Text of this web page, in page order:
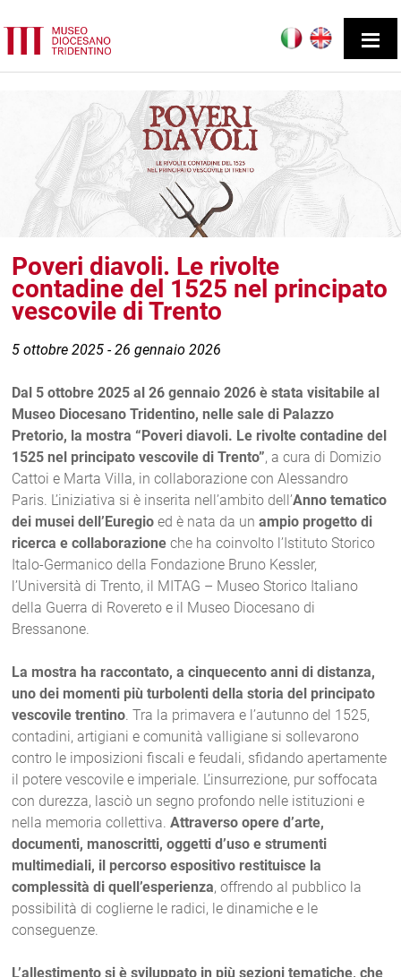
Poveri diavoli. Le rivolte
contadine del 1525 nel principato
vescovile di Trento
5 ottobre 2025 - 26 gennaio 2026
Dal 5 ottobre 2025 al 26 gennaio 2026 è stata visitabile al
Museo Diocesano Tridentino, nelle sale di Palazzo
Pretorio, la mostra “Poveri diavoli. Le rivolte contadine del
1525 nel principato vescovile di Trento”, a cura di Domizio
Cattoi e Marta Villa, in collaborazione con Alessandro
Paris. L’iniziativa si è inserita nell’ambito dell’Anno tematico
dei musei dell’Euregioed è nata da unampio progetto di
ricerca e collaborazione che ha coinvolto l’Istituto Storico
Italo-Germanico della Fondazione Bruno Kessler,
l’Università di Trento, il MITAG – Museo Storico Italiano
della Guerra di Rovereto e il Museo Diocesano di
Bressanone.
La mostra ha raccontato, a cinquecento anni di distanza,
uno dei momenti più turbolenti della storia del principato
vescovile trentino. Tra la primavera e l’autunno del 1525,
contadini, artigiani e comunità valligiane si sollevarono
contro le imposizioni fiscali e feudali, sfidando apertamente
il potere vescovile e imperiale. L’insurrezione, pur soffocata
con durezza, lasciò un segno profondo nelle istituzioni e
nella memoria collettiva.Attraverso opere d’arte,
documenti, manoscritti, oggetti d’uso e strumenti
multimediali, il percorso espositivo restituisce la
complessità di quell’esperienza, offrendo al pubblico la
possibilità di coglierne le radici, le dinamiche e le
conseguenze.
L’allestimento si è sviluppato in più sezioni tematiche, che